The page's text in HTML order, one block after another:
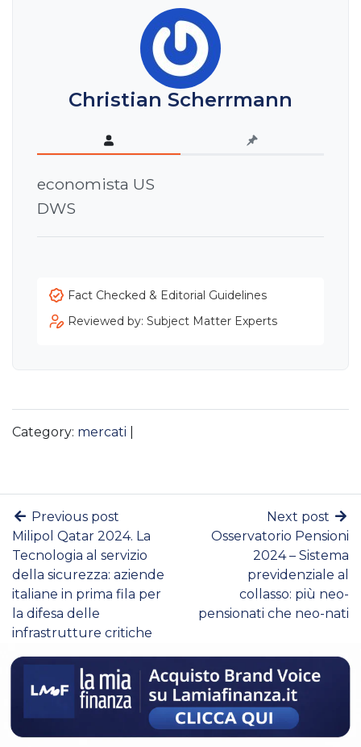
Christian Scherrmann
economista US
DWS
Fact Checked & Editorial Guidelines
Reviewed by: Subject Matter Experts
Category: mercati
Previous post
Milipol Qatar 2024. La
Tecnologia al servizio
della sicurezza: aziende
italiane in prima fila per
la difesa delle
infrastrutture critiche
Next post
Osservatorio Pensioni
2024 – Sistema
previdenziale al
collasso: più neo-
pensionati che neo-nati